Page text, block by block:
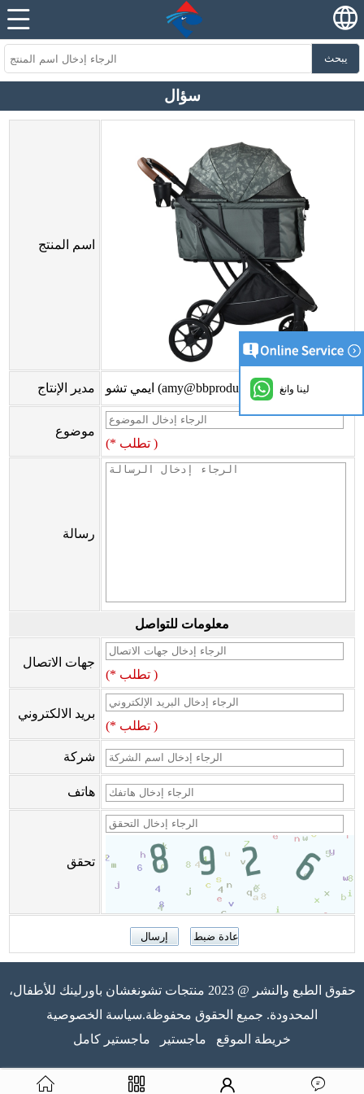
يبحث
سؤال
اسم المنتج
مدير الإنتاج ايمي تشو (amy@bbproducts-powerlink.com.cn)
موضوع
(* تطلب )
رسالة
معلومات للتواصل
جهات الاتصال
(* تطلب )
بريد الالكتروني
(* تطلب )
شركة
هاتف
تحقق
حقوق الطبع والنشر @ 2023 منتجات تشونغشان باورلينك للأطفال،
المحدودة. جميع الحقوق محفوظة.سياسة الخصوصية
خريطة الموقع
ماجستير ماجستير كامل
لينا وانغ